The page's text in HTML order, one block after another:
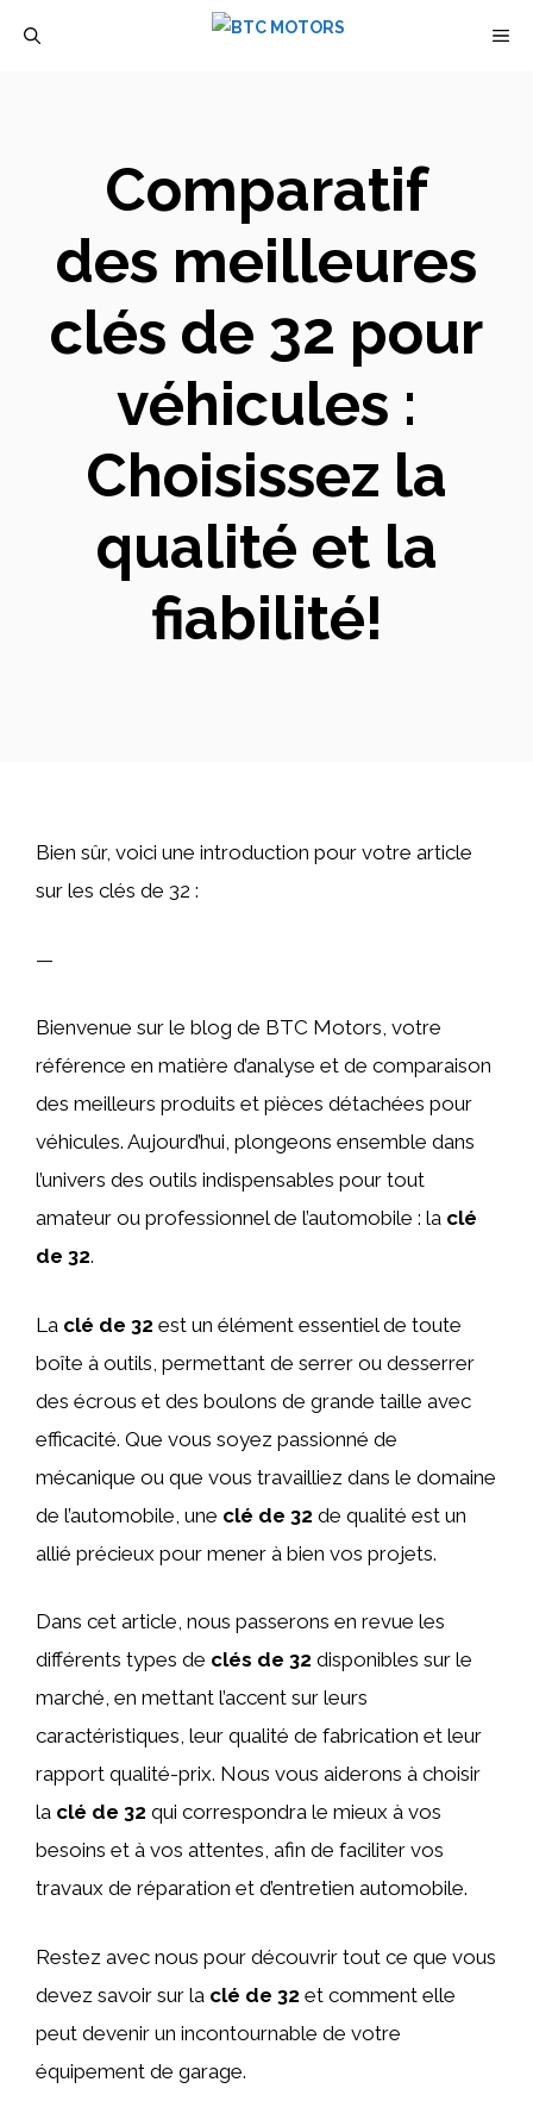
Comparatif
des meilleures
clés de 32 pour
véhicules :
Choisissez la
qualité et la
fiabilité!
Bien sûr, voici une introduction pour votre article
sur les clés de 32 :
—
Bienvenue sur le blog de BTC Motors, votre
référence en matière d’analyse et de comparaison
des meilleurs produits et pièces détachées pour
véhicules. Aujourd’hui, plongeons ensemble dans
l’univers des outils indispensables pour tout
amateur ou professionnel de l’automobile : la clé
de 32.
La clé de 32 est un élément essentiel de toute
boîte à outils, permettant de serrer ou desserrer
des écrous et des boulons de grande taille avec
efficacité. Que vous soyez passionné de
mécanique ou que vous travailliez dans le domaine
de l’automobile, une clé de 32 de qualité est un
allié précieux pour mener à bien vos projets.
Dans cet article, nous passerons en revue les
différents types de clés de 32 disponibles sur le
marché, en mettant l’accent sur leurs
caractéristiques, leur qualité de fabrication et leur
rapport qualité-prix. Nous vous aiderons à choisir
la clé de 32 qui correspondra le mieux à vos
besoins et à vos attentes, afin de faciliter vos
travaux de réparation et d’entretien automobile.
Restez avec nous pour découvrir tout ce que vous
devez savoir sur la clé de 32 et comment elle
peut devenir un incontournable de votre
équipement de garage.